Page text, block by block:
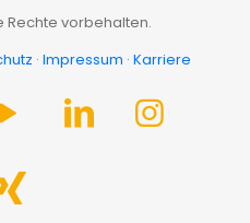
Rechte vorbehalten.
· Impressum · Karriere